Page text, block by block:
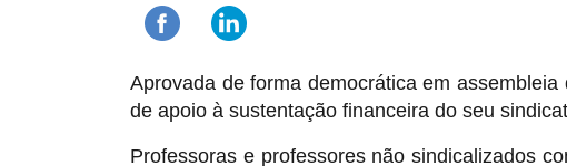
Aprovada de forma democrática em
de apoio à sustentação financeira do seu
Professoras e professores não sindicalizados